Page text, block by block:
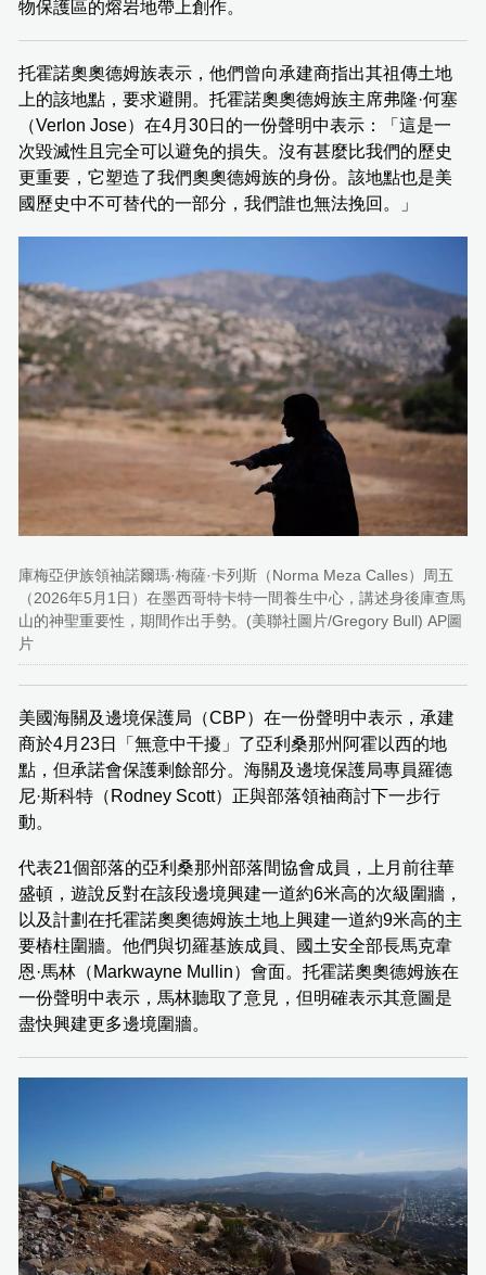
物保護區的熔岩地帶上創作。
托霍諾奧奧德姆族表示，他們曾向承建商指出其祖傳土地
上的該地點，要求避開。托霍諾奧奧德姆族主席弗隆·何塞
（Verlon Jose）在4月30日的一份聲明中表示：「這是一
次毀滅性且完全可以避免的損失。沒有甚麼比我們的歷史
更重要，它塑造了我們奧奧德姆族的身份。該地點也是美
國歷史中不可替代的一部分，我們誰也無法挽回。」
庫梅亞伊族領袖諾爾瑪·梅薩·卡列斯（Norma Meza Calles）周五
（2026年5月1日）在墨西哥特卡特一間養生中心，講述身後庫查馬
山的神聖重要性，期間作出手勢。(美聯社圖片/Gregory Bull) AP圖
片
美國海關及邊境保護局（CBP）在一份聲明中表示，承建
商於4月23日「無意中干擾」了亞利桑那州阿霍以西的地
點，但承諾會保護剩餘部分。海關及邊境保護局專員羅德
尼·斯科特（Rodney Scott）正與部落領袖商討下一步行
動。
代表21個部落的亞利桑那州部落間協會成員，上月前往華
盛頓，遊說反對在該段邊境興建一道約6米高的次級圍牆，
以及計劃在托霍諾奧奧德姆族土地上興建一道約9米高的主
要樁柱圍牆。他們與切羅基族成員、國土安全部長馬克韋
恩·馬林（Markwayne Mullin）會面。托霍諾奧奧德姆族在
一份聲明中表示，馬林聽取了意見，但明確表示其意圖是
盡快興建更多邊境圍牆。